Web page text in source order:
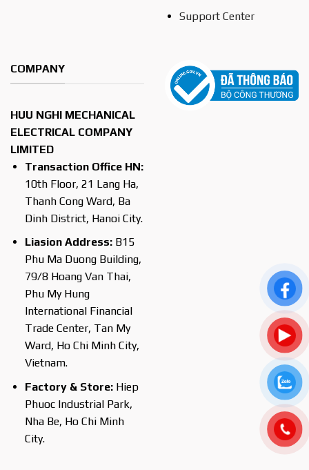
Support Center
COMPANY
HUU NGHI MECHANICAL
ELECTRICAL COMPANY
LIMITED
Transaction Office HN:
10th Floor, 21 Lang Ha,
Thanh Cong Ward, Ba
Dinh District, Hanoi City.
Liasion Address: B15
Phu Ma Duong Building,
79/8 Hoang Van Thai,
Phu My Hung
International Financial
Trade Center, Tan My
Ward, Ho Chi Minh City,
Vietnam.
Factory & Store:Hiep
Phuoc Industrial Park,
Nha Be, Ho Chi Minh
City.